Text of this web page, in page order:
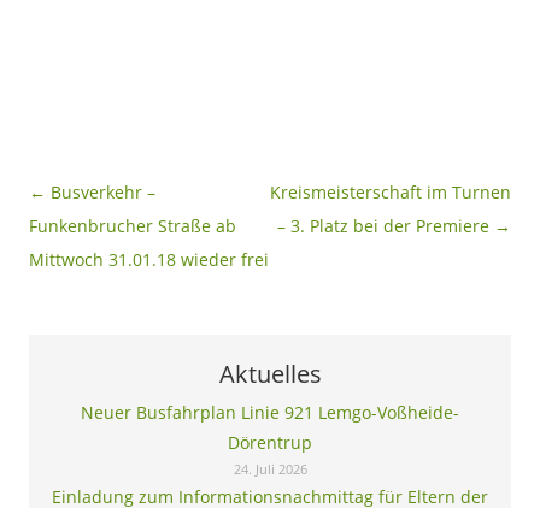
Beitragsnavigation
← Busverkehr –
Funkenbrucher Straße ab
Mittwoch 31.01.18 wieder frei
Kreismeisterschaft im Turnen
– 3. Platz bei der Premiere →
Aktuelles
Neuer Busfahrplan Linie 921 Lemgo-Voßheide-
Dörentrup
24. Juli 2026
Einladung zum Informationsnachmittag für Eltern der